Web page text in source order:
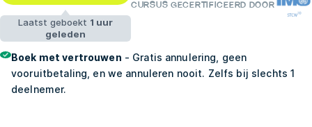
Laatst geboekt 1 uur
geleden
CURSUS GECERTIFICEERD DOOR
Boek met vertrouwen - Gratis annulering, geen
vooruitbetaling, en we annuleren nooit. Zelfs bij slechts 1
deelnemer.